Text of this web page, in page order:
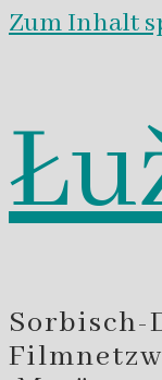
Zum Inhalt
Sorbisch-